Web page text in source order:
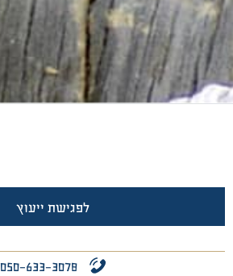
לפגישת ייעוץ
050-633-3078